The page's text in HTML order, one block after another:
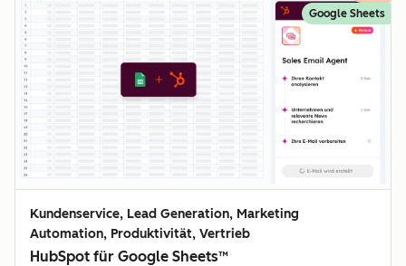
Google Sheets
Kundenservice, Lead Generation, Marketing
Automation, Produktivität, Vertrieb
HubSpot für Google Sheets™